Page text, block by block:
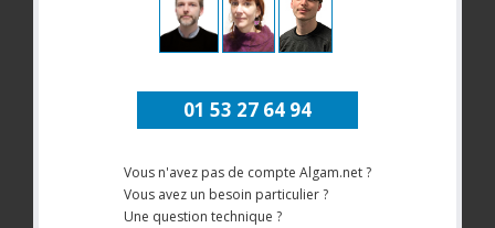
01 53 27 64 94
Vous n'avez pas de compte Algam.net ?
Vous avez un besoin particulier ?
Une question technique ?